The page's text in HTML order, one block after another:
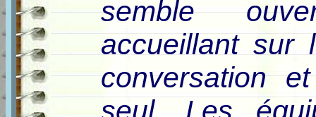
semble
accueillant sur
conversation
seul. Les